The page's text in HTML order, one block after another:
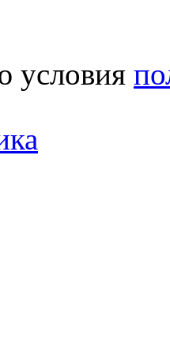
условия